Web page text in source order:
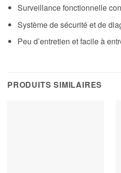
Surveillance fonctionnelle
Système de sécurité et de
Peu d’entretien et facile à
PRODUITS SIMILAIRES